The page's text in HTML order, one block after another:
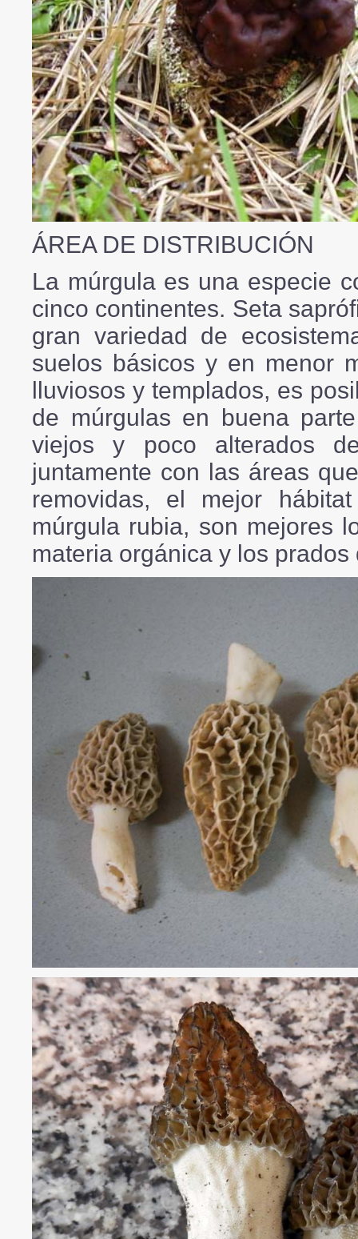
ÁREA DE DISTRIBUCIÓN
La múrgula es una especie
cinco continentes. Seta
gran variedad de
suelos básicos y en menor
lluviosos y templados, es
de múrgulas en buena
viejos y poco alterados
juntamente con las áreas
removidas, el mejor
múrgula rubia, son mejores
materia orgánica y los